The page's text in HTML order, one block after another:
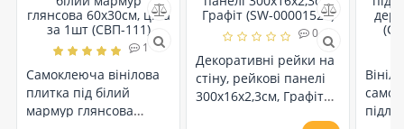
1
Самоклеюча вінілова
плитка під білий
мармур глянсова
0
Декоративні рейки на
стіну, рейкові панелі
300х16х2,3см, Графіт